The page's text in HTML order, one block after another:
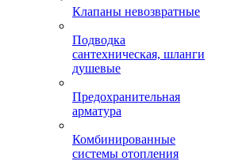
Клапаны невозвратные
Подводка
сантехническая, шланги
душевые
Предохранительная
арматура
Комбинированные
системы отопления